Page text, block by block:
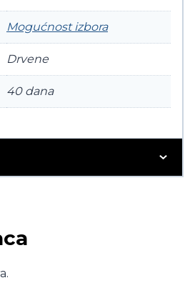
Mogućnost izbora
Drvene
40 dana